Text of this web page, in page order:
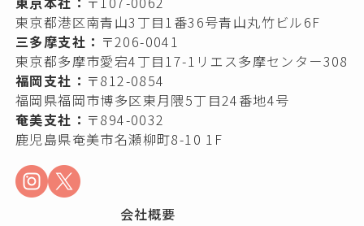
東京都港区南青山3丁目1番36号青山丸竹ビル6F
三多摩支社： 〒206-0041
東京都多摩市愛宕4丁目17-1リエス多摩センター308
福岡支社： 〒812-0854
福岡県福岡市博多区東月隈5丁目24番地4号
奄美支社： 〒894-0032
鹿児島県奄美市名瀬柳町8-10 1F
会社概要